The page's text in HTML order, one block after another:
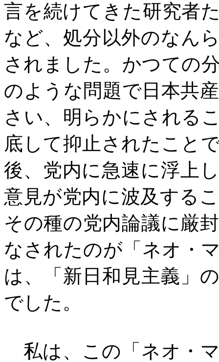
言を続けてきた研究者
など、処分以外のなん
されました。かつての
のような問題で日本共
さい、明らかにされる
底して抑止されたこと
後、党内に急速に浮上
意見が党内に波及する
その種の党内論議に厳
なされたのが「ネオ・
は、「新日和見主義」
でした。
私は、この「ネオ・